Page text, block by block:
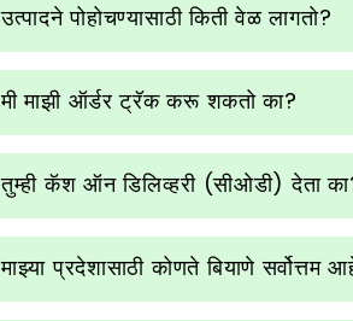
उत्पादने पोहोचण्यासाठी किती वेळ लागतो?
मी माझी ऑर्डर ट्रॅक करू शकतो का?
तुम्ही कॅश ऑन डिलिव्हरी (सीओडी) देता
माझ्या प्रदेशासाठी कोणते बियाणे